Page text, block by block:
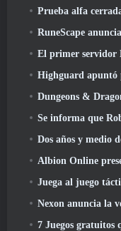
Prueba alfa
RuneScape anuncia ajustes al modelo
El primer servidor Boost
Highguard apuntó
Dungeons & Dragons Online celebra
Se informa que Roblox está siendo
Dos años y medio después del
Albion Online presenta dos
Juega al juego táctico
Nexon anuncia la
7 Juegos gratuitos